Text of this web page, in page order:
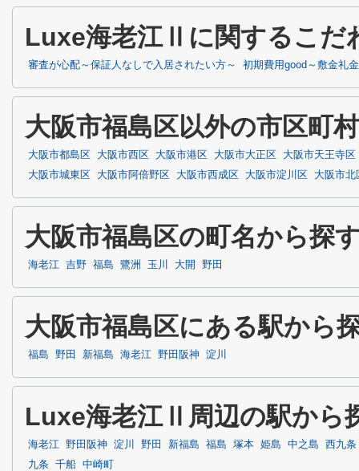
Luxe海老江Ⅱに関するこだ
審査が心配～保証人なしで入居されたい方～ 初期費用good～敷金礼
大阪市福島区以外の市区町
大阪市都島区 大阪市西区 大阪市港区 大阪市大正区
大阪市天王寺区
大阪市城東区
大阪市阿倍野区 大阪市西成区 大阪市淀川区 大阪市北
大阪市福島区の町名から探
海老江 吉野 福島 鷺洲 玉川 大開 野田
大阪市福島区にある駅から
福島 野田 新福島 海老江 野田阪神 淀川
Luxe海老江Ⅱ周辺の駅から
海老江 野田阪神 淀川 野田 新福島 福島 塚本 姫島 中之島
西九条
九条 千船 中崎町